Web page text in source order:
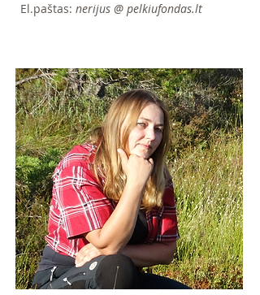
El.paštas: nerijus @ pelkiufondas.lt